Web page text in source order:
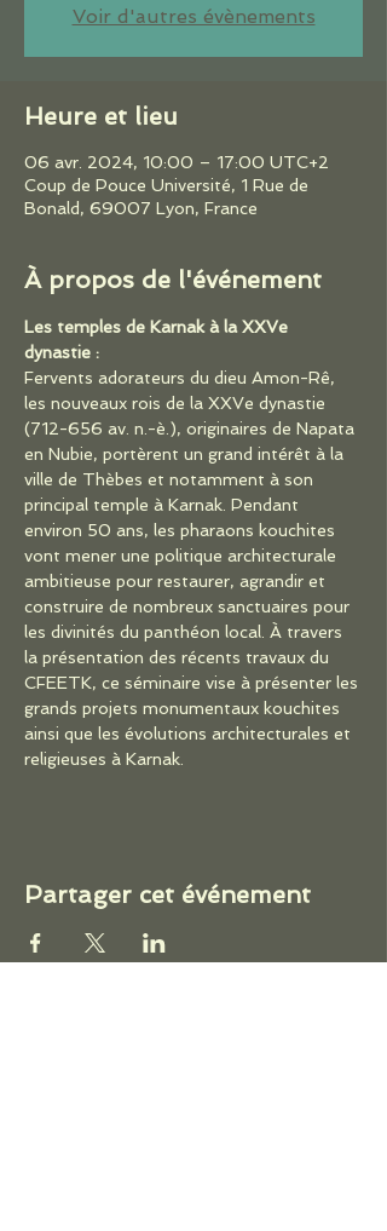
Voir d'autres évènements
Heure et lieu
06 avr. 2024, 10:00 – 17:00 UTC+2
Coup de Pouce Université, 1 Rue de
Bonald, 69007 Lyon, France
À propos de l'événement
Les temples de Karnak à la XXVe
dynastie :
Fervents adorateurs du dieu Amon-Rê,
les nouveaux rois de la XXVe dynastie
(712-656 av. n.-è.), originaires de Napata
en Nubie, portèrent un grand intérêt à la
ville de Thèbes et notamment à son
principal temple à Karnak. Pendant
environ 50 ans, les pharaons kouchites
vont mener une politique architecturale
ambitieuse pour restaurer, agrandir et
construire de nombreux sanctuaires pour
les divinités du panthéon local. À travers
la présentation des récents travaux du
CFEETK, ce séminaire vise à présenter les
grands projets monumentaux kouchites
ainsi que les évolutions architecturales et
religieuses à Karnak.
Partager cet événement